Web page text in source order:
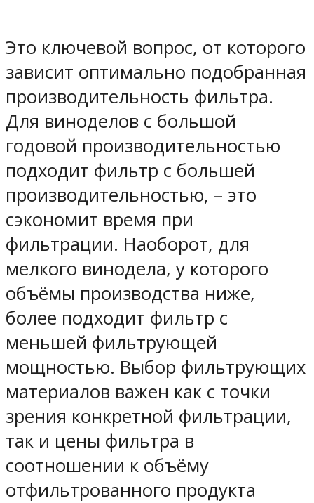
Это ключевой вопрос, от которого
зависит оптимально подобранная
производительность фильтра.
Для виноделов с большой
годовой производительностью
подходит фильтр с большей
производительностью, – это
сэкономит время при
фильтрации. Наоборот, для
мелкого винодела, у которого
объёмы производства ниже,
более подходит фильтр с
меньшей фильтрующей
мощностью. Выбор фильтрующих
материалов важен как с точки
зрения конкретной фильтрации,
так и цены фильтра в
соотношении к объёму
отфильтрованного продукта